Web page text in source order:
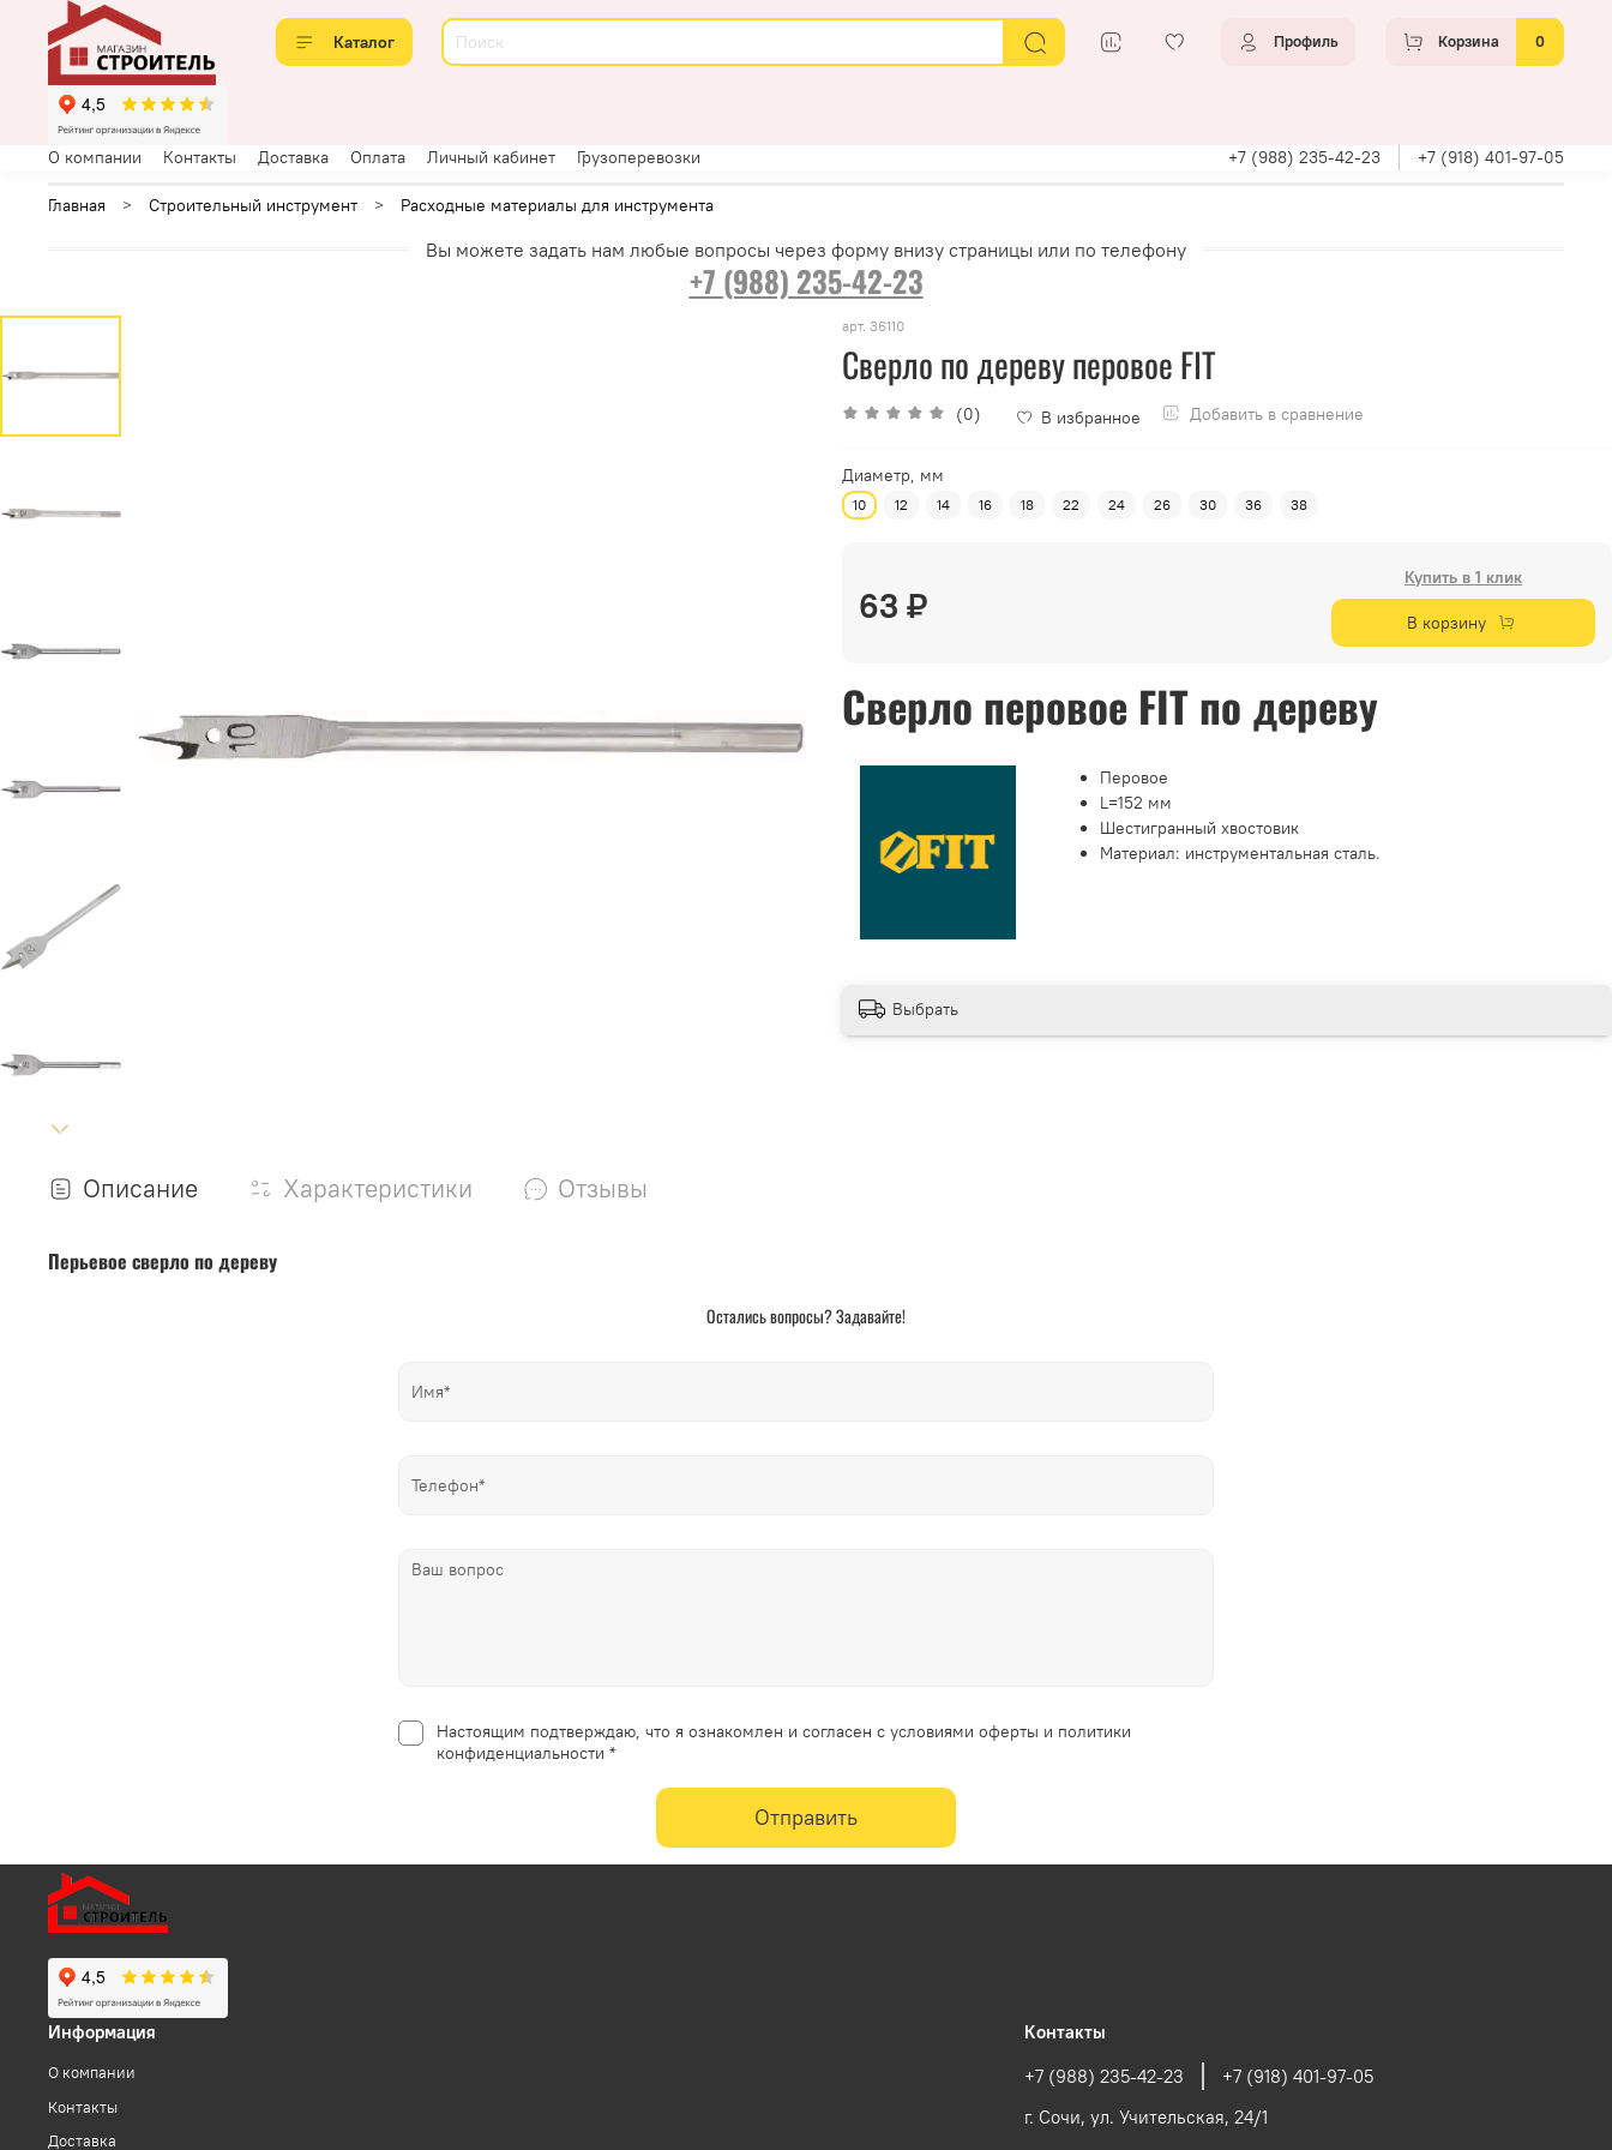
Каталог Профиль Корзина 0
О компании Контакты Доставка Оплата Личный кабинет Грузоперевозки +7 (988) 235-42-23 +7 (918) 401-97-05
Главная Строительный инструмент Расходные материалы для инструмента
Вы можете задать нам любые вопросы через форму внизу страницы или по телефону
+7 (988) 235-42-23
арт. 36110
Сверло по дереву перовое FIT
(0) В избранное Добавить в сравнение
Диаметр, мм
10 12 14 16 18 22 24 26 30 36 38
63 ₽
Купить в 1 клик
В корзину
Сверло перовое FIT по дереву
Перовое
L=152 мм
Шестигранный хвостовик
Материал: инструментальная сталь.
Выбрать
Описание Характеристики Отзывы
Перьевое сверло по дереву
Остались вопросы? Задавайте!
Настоящим подтверждаю, что я ознакомлен и согласен с условиями оферты и политики
конфиденциальности *
Отправить
Информация
О компании
Контакты
Доставка
Контакты
+7 (988) 235-42-23
+7 (918) 401-97-05
г. Сочи, ул. Учительская, 24/1